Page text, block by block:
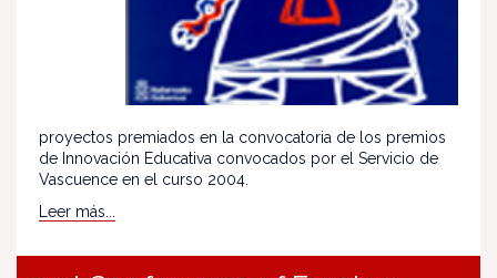
proyectos premiados en la convocatoria de los premios
de Innovación Educativa convocados por el Servicio de
Vascuence en el curso 2004.
Leer más...